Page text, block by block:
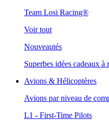
Team Losi Racing®
Voir tout
Nouveautés
Superbes idées cadeaux à
Avions & Hélicoptères
Avions par niveau de
L1 - First-Time Pilots